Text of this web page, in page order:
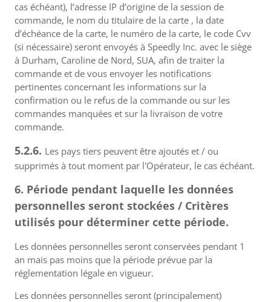
cas échéant), l’adresse IP d’origine de la session de
commande, le nom du titulaire de la carte , la date
d’échéance de la carte, le numéro de la carte, le code Cvv
(si nécessaire) seront envoyés à Speedly Inc. avec le siège
à Durham, Caroline de Nord, SUA, afin de traiter la
commande et de vous envoyer les notifications
pertinentes concernant les informations sur la
confirmation ou le refus de la commande ou sur les
commandes manquées et sur la livraison de votre
commande.
5.2.6. Les pays tiers peuvent être ajoutés et / ou
supprimés à tout moment par l'Opérateur, le cas échéant.
6. Période pendant laquelle les données
personnelles seront stockées / Critères
utilisés pour déterminer cette période.
Les données personnelles seront conservées pendant 1
an mais pas moins que la période prévue par la
réglementation légale en vigueur.
Les données personnelles seront (principalement)